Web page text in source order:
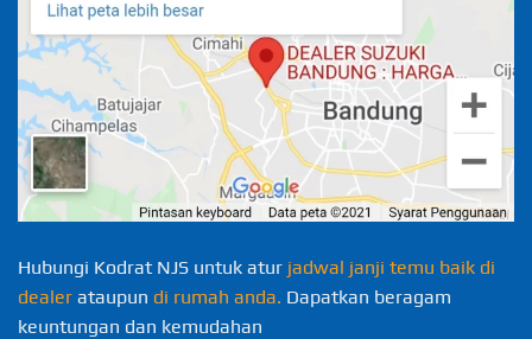
Hubungi Kodrat NJS untuk atur jadwal janji temu baik di
dealer ataupun di rumah anda. Dapatkan beragam
keuntungan dan kemudahan